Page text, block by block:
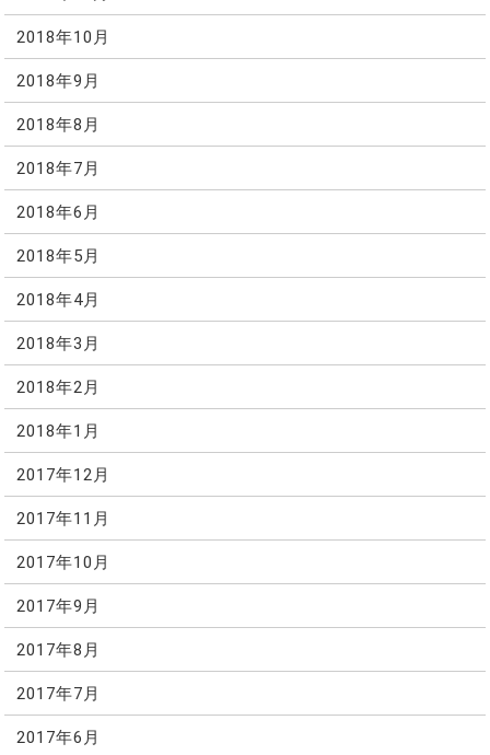
2018年10月
2018年9月
2018年8月
2018年7月
2018年6月
2018年5月
2018年4月
2018年3月
2018年2月
2018年1月
2017年12月
2017年11月
2017年10月
2017年9月
2017年8月
2017年7月
2017年6月